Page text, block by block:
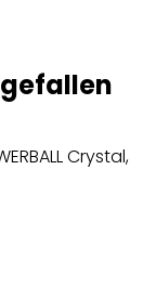
Crystal,